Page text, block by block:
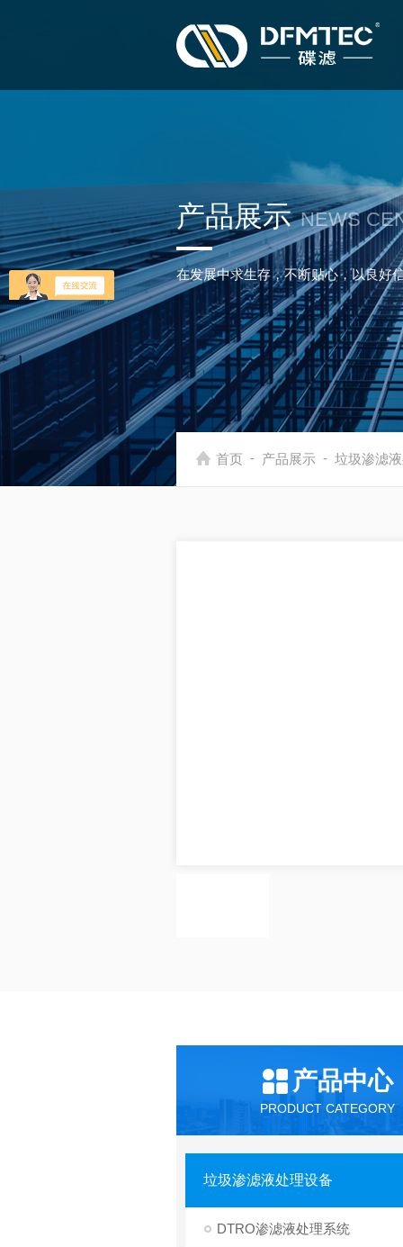
产品展示 NEWS
在发展中求生存，不断贴心，以良好
首页 - 产品展示 - 垃圾渗滤
产品中心
PRODUCT CATEGORY
垃圾渗滤液处理设备
DTRO渗滤液处理系统